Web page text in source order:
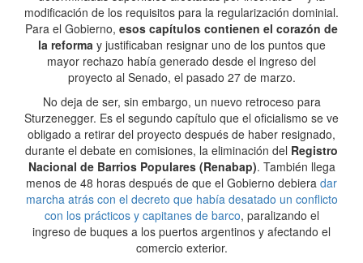
modificación de los requisitos para la regularización dominial.
Para el Gobierno, esos capítulos contienen el corazón de
la reforma y justificaban resignar uno de los puntos que
mayor rechazo había generado desde el ingreso del
proyecto al Senado, el pasado 27 de marzo.
No deja de ser, sin embargo, un nuevo retroceso para
Sturzenegger. Es el segundo capítulo que el oficialismo se ve
obligado a retirar del proyecto después de haber resignado,
durante el debate en comisiones, la eliminación del Registro
Nacional de Barrios Populares (Renabap). También llega
menos de 48 horas después de que el Gobierno debiera dar
marcha atrás con el decreto que había desatado un conflicto
con los prácticos y capitanes de barco, paralizando el
ingreso de buques a los puertos argentinos y afectando el
comercio exterior.